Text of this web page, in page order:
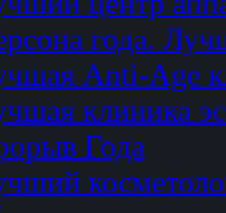
года.
Anti-Age
клиника
Года